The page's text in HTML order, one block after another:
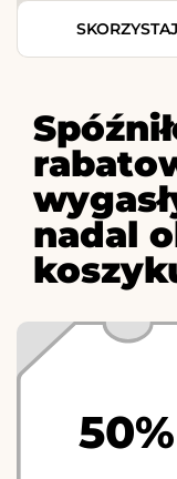
SKORZYSTAJ
nadal
50%